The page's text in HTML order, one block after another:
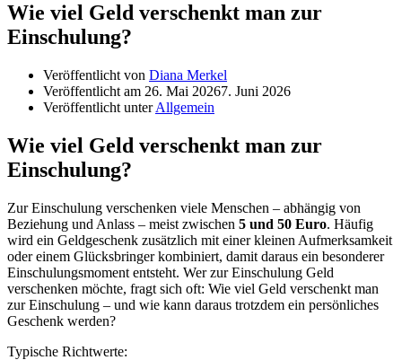
Wie viel Geld verschenkt man zur
Einschulung?
Veröffentlicht von Diana Merkel
Veröffentlicht am 26. Mai 20267. Juni 2026
Veröffentlicht unterAllgemein
Wie viel Geld verschenkt man zur
Einschulung?
Zur Einschulung verschenken viele Menschen – abhängig von
Beziehung und Anlass – meist zwischen 5 und 50 Euro. Häufig
wird ein Geldgeschenk zusätzlich mit einer kleinen Aufmerksamkeit
oder einem Glücksbringer kombiniert, damit daraus ein besonderer
Einschulungsmoment entsteht. Wer zur Einschulung Geld
verschenken möchte, fragt sich oft: Wie viel Geld verschenkt man
zur Einschulung – und wie kann daraus trotzdem ein persönliches
Geschenk werden?
Typische Richtwerte: